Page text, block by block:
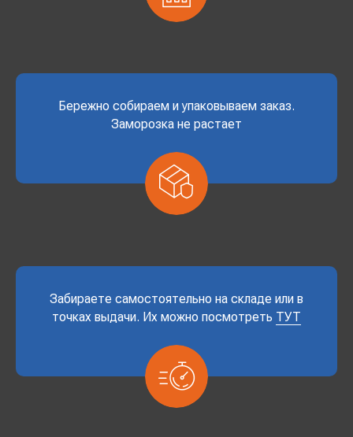
Бережно собираем и упаковываем заказ.
Заморозка не растает
Забираете самостоятельно на складе или в
точках выдачи. Их можно посмотреть ТУТ